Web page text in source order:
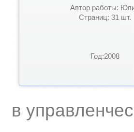
Автор работы:
Страниц: 31 шт.
Год:2008
в